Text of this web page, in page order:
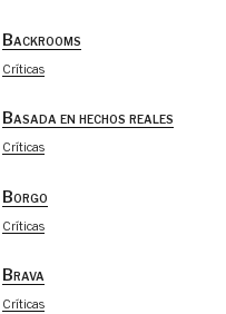
Backrooms
Críticas
Basada en hechos reales
Críticas
Borgo
Críticas
Brava
Críticas